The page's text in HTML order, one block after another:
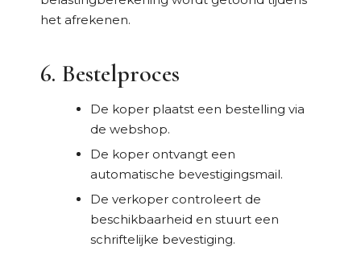
het afrekenen.
6. Bestelproces
De koper plaatst een bestelling via
de webshop.
De koper ontvangt een
automatische bevestigingsmail.
De verkoper controleert de
beschikbaarheid en stuurt een
schriftelijke bevestiging.